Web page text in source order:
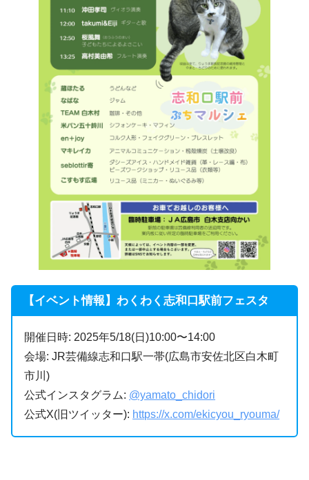
【イベント情報】わくわく志和口駅前フェスタ
開催日時: 2025年5/18(日)10:00〜14:00
会場: JR芸備線志和口駅一帯(広島市安佐北区白木町
市川)
公式インスタグラム: @yamato_chidori
公式X(旧ツイッター): https://x.com/ekicyou_ryouma/